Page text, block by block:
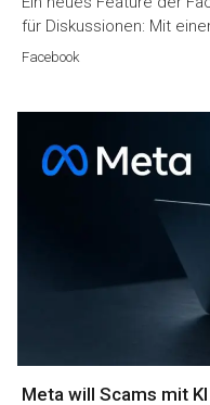
für Diskussionen: Mit
Facebook
Meta will Scams mit